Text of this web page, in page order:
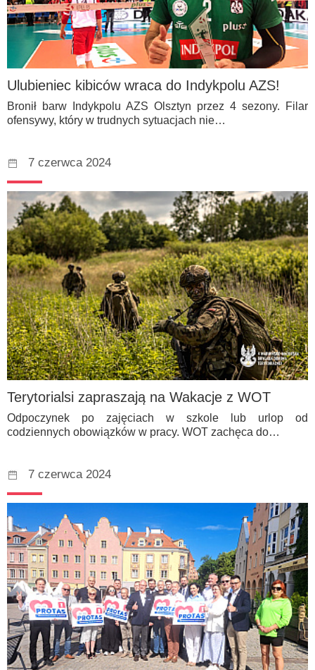
Ulubieniec kibiców wraca do Indykpolu AZS!
Bronił barw Indykpolu AZS Olsztyn przez 4 sezony. Filar
ofensywy, który w trudnych sytuacjach nie…
7 czerwca 2024
Terytorialsi zapraszają na Wakacje z WOT
Odpoczynek po zajęciach w szkole lub urlop od
codziennych obowiązków w pracy. WOT zachęca do…
7 czerwca 2024